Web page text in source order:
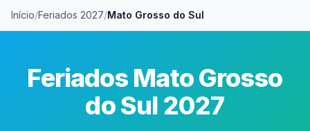
Início/Feriados 2027/Mato Grosso do Sul
Feriados Mato Grosso
do Sul 2027